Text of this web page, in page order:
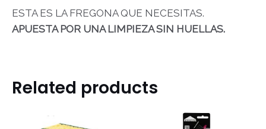
ESTA ES LA FREGONA QUE NECESITAS.
APUESTA POR UNA LIMPIEZA SIN HUELLAS.
Related products